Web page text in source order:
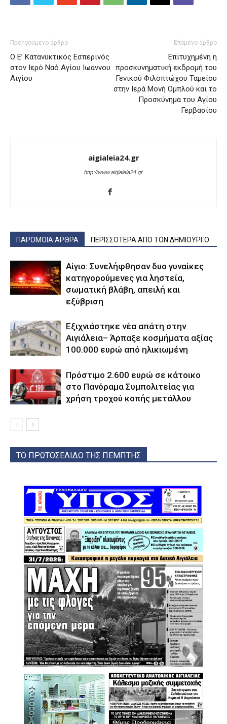
Προηγούμενο άρθρο
O Ε’ Κατανυκτικός Εσπερινός
στον Ιερό Ναό Αγίου Ιωάννου
Αιγίου
Επόμενο άρθρο
Επιτυχημένη η
προσκυνηματική εκδρομή του
Γενικού Φιλοπτώχου Ταμείου
στην Ιερά Μονή Ομπλού και το
Προσκύνημα του Αγίου
Γερβασίου
aigialeia24.gr
http://www.aigialeia24.gr
ΠΑΡΟΜΟΙΑ ΑΡΘΡΑ ΠΕΡΙΣΣΟΤΕΡΑ ΑΠΟ ΤΟΝ ΔΗΜΙΟΥΡΓΟ
Αίγιο: Συνελήφθησαν δυο γυναίκες
κατηγορούμενες για ληστεία,
σωματική βλάβη, απειλή και
εξύβριση
Εξιχνιάστηκε νέα απάτη στην
Αιγιάλεια– Άρπαξε κοσμήματα αξίας
100.000 ευρώ από ηλικιωμένη
Πρόστιμο 2.600 ευρώ σε κάτοικο
στο Πανόραμα Συμπολιτείας για
χρήση τροχού κοπής μετάλλου
ΤΟ ΠΡΩΤΟΣΕΛΙΔΟ ΤΗΣ ΠΕΜΠΤΗΣ